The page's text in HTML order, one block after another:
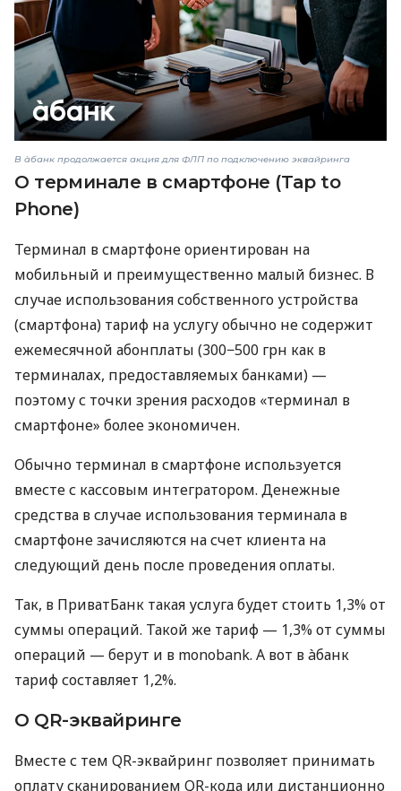
В àбанк продолжается акция для ФЛП по подключению эквайринга
О терминале в смартфоне (Tap to
Phone)
Терминал в смартфоне ориентирован на
мобильный и преимущественно малый бизнес. В
случае использования собственного устройства
(смартфона) тариф на услугу обычно не содержит
ежемесячной абонплаты (300−500 грн как в
терминалах, предоставляемых банками) —
поэтому с точки зрения расходов «терминал в
смартфоне» более экономичен.
Обычно терминал в смартфоне используется
вместе с кассовым интегратором. Денежные
средства в случае использования терминала в
смартфоне зачисляются на счет клиента на
следующий день после проведения оплаты.
Так, в ПриватБанк такая услуга будет стоить 1,3% от
суммы операций. Такой же тариф — 1,3% от суммы
операций — берут и в monobank. А вот в àбанк
тариф составляет 1,2%.
О QR-эквайринге
Вместе с тем QR-эквайринг позволяет принимать
оплату сканированием QR-кода или дистанционно